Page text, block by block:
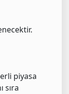
piyasa
sıra